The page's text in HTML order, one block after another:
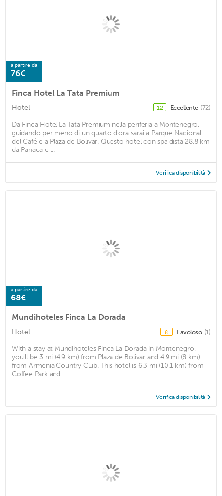
a partire da
76€
Finca Hotel La Tata Premium
Hotel 12 Eccellente (72)
Da Finca Hotel La Tata Premium nella periferia a Montenegro,
guidando per meno di un quarto d'ora sarai a Parque Nacional
del Café e a Plaza de Bolivar. Questo hotel con spa dista 28,8 km
da Panaca e ...
Verifica disponibilità
a partire da
68€
Mundihoteles Finca La Dorada
Hotel 8 Favoloso (1)
With a stay at Mundihoteles Finca La Dorada in Montenegro,
you'll be 3 mi (4.9 km) from Plaza de Bolivar and 4.9 mi (8 km)
from Armenia Country Club. This hotel is 6.3 mi (10.1 km) from
Coffee Park and ...
Verifica disponibilità